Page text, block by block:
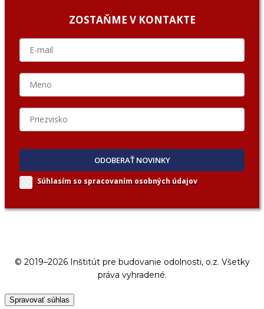
ZOSTAŇME V KONTAKTE
ODOBERAŤ NOVINKY
Súhlasím so spracovaním osobných údajov
© 2019–2026 Inštitút pre budovanie odolnosti, o.z. Všetky
práva vyhradené.
Spravovať súhlas